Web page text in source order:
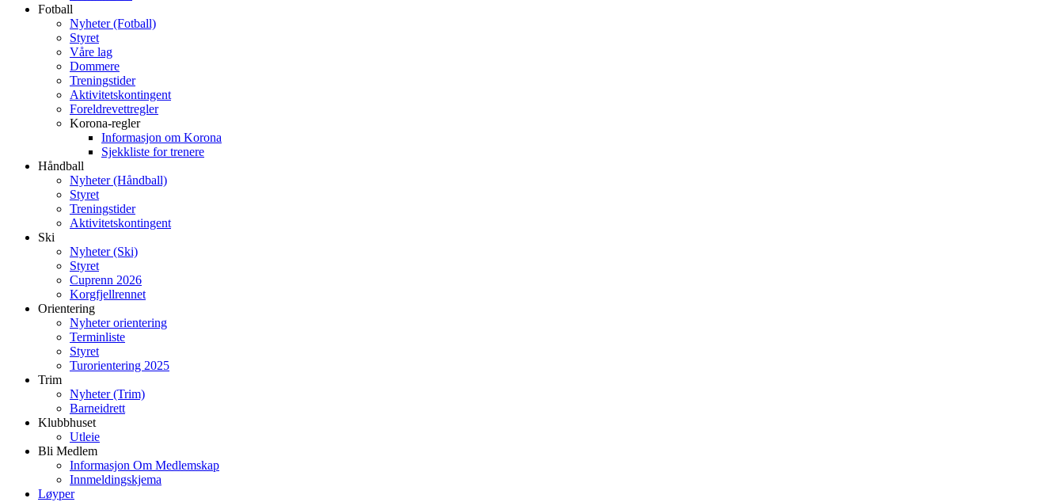
Fotball
Nyheter (Fotball)
Styret
Våre lag
Dommere
Treningstider
Aktivitetskontingent
Foreldrevettregler
Korona-regler
Informasjon om Korona
Sjekkliste for trenere
Håndball
Nyheter (Håndball)
Styret
Treningstider
Aktivitetskontingent
Ski
Nyheter (Ski)
Styret
Cuprenn 2026
Korgfjellrennet
Orientering
Nyheter orientering
Terminliste
Styret
Turorientering 2025
Trim
Nyheter (Trim)
Barneidrett
Klubbhuset
Utleie
Bli Medlem
Informasjon Om Medlemskap
Innmeldingskjema
Løyper